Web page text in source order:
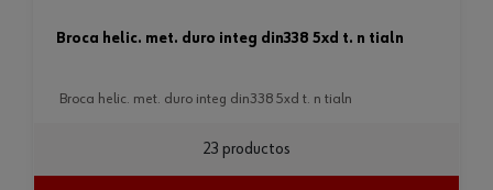
broca helic. met. duro integ din338 5xd t. n tialn
broca helic. met. duro integ din338 5xd t. n tialn
23 productos